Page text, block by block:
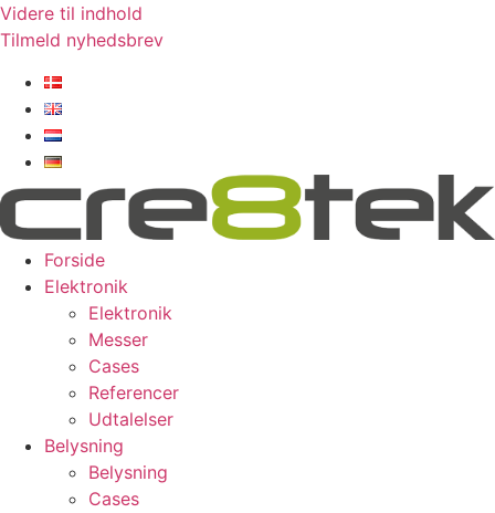
Videre til indhold
Tilmeld nyhedsbrev
Forside
Elektronik
Elektronik
Messer
Cases
Referencer
Udtalelser
Belysning
Belysning
Cases